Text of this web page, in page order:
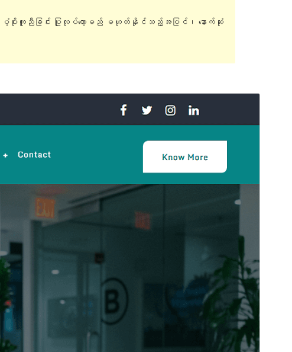
းကူညီခြင်း ပြုလုပ်တော့မည် မဟုတ်နိုင်သည့်အပြင်၊ နောက်ဆုံး
ရယူရန်
(Child Theme) ဖြစ်ပါသည်။
ဗားရှင်း
နောက်ဆုံး မွမ်းမံခဲ့သည့် အချိန်
လက်ရှိအသုံးပြုနေသော တပ်ဆင်မှုများ